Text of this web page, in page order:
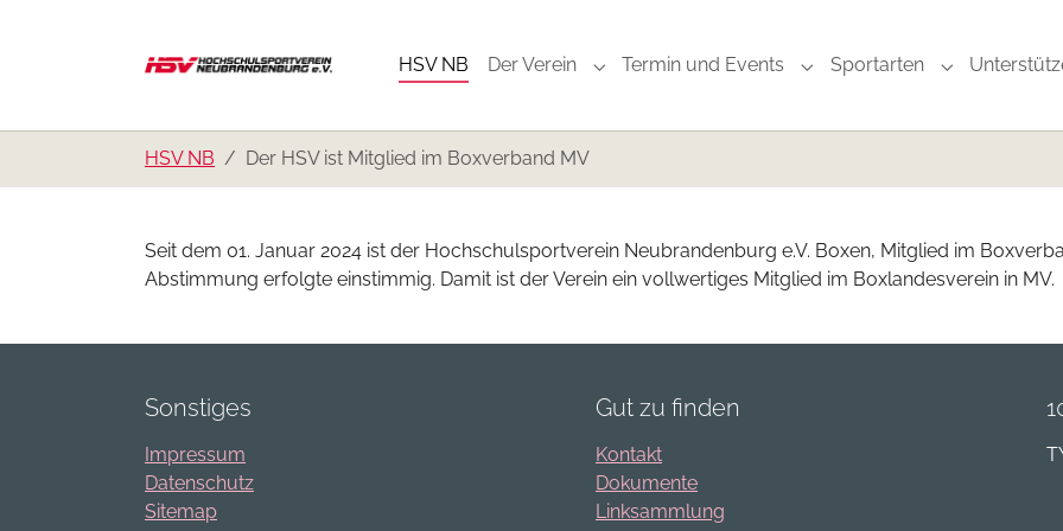
HSV NB Der Verein
Submenu for "Der Verein"
Termin und Events
Submenu for "Termin und
Sportarten
Submenu
HSV NB Der HSV ist Mitglied im Boxverband MV
Seit dem 01. Januar 2024 ist der Hochschulsportverein Neubrandenburg e.V. Boxen, Mitglied im
Abstimmung erfolgte einstimmig. Damit ist der Verein ein vollwertiges Mitglied im Boxlandesverein in
Sonstiges
Impressum
Datenschutz
Sitemap
Gut zu finden
Kontakt
Dokumente
Linksammlung